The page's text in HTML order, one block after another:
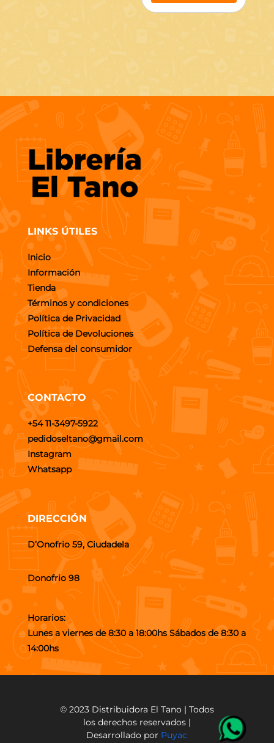
LINKS ÚTILES
Inicio
Información
Tienda
Términos y condiciones
Política de Privacidad
Política de Devoluciones
Defensa del consumidor
CONTACTO
+54 11-3497-5922
pedidoseltano@gmail.com
Instagram
Whatsapp
DIRECCIÓN
D’Onofrio 59, Ciudadela
Donofrio 98
Horarios:
Lunes a viernes de 8:30 a 18:00hs Sábados de 8:30 a
14:00hs
© 2023 Distribuidora El Tano | Todos
los derechos reservados |
Desarrollado por Puyac